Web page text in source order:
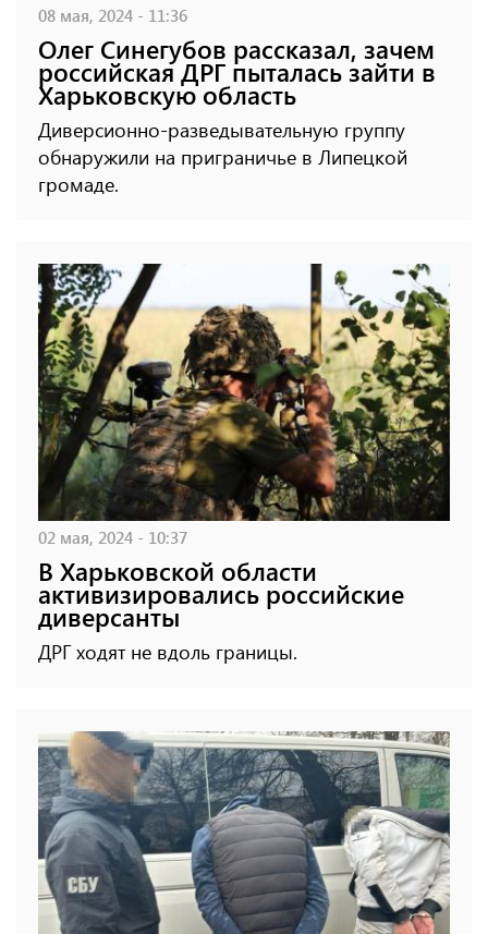
08 мая, 2024 - 11:36
Олег Синегубов рассказал, зачем
российская ДРГ пыталась зайти в
Харьковскую область
Диверсионно-разведывательную группу
обнаружили на приграничье в Липецкой
громаде.
02 мая, 2024 - 10:37
В Харьковской области
активизировались российские
диверсанты
ДРГ ходят не вдоль границы.